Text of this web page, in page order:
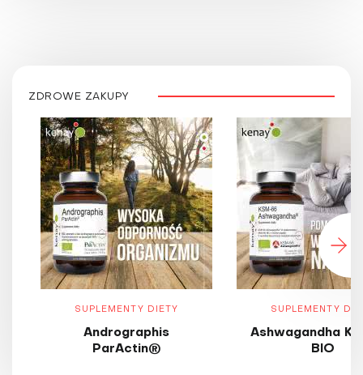
ZDROWE ZAKUPY
SUPLEMENTY DIETY
Andrographis
ParActin®
SUPLEMENTY
Ashwagandha
BIO